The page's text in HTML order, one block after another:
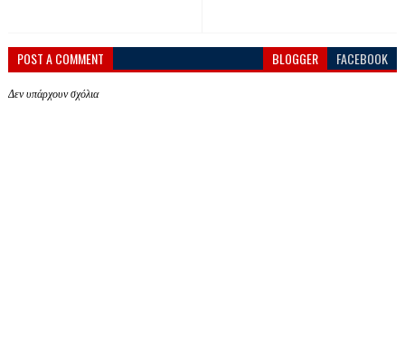
POST A COMMENT BLOGGER FACEBOOK
Δεν υπάρχουν σχόλια